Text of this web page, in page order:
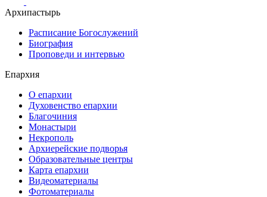
Архипастырь
Расписание Богослужений
Биография
Проповеди и интервью
Епархия
О епархии
Духовенство епархии
Благочиния
Монастыри
Некрополь
Архиерейские подворья
Образовательные центры
Карта епархии
Видеоматериалы
Фотоматериалы